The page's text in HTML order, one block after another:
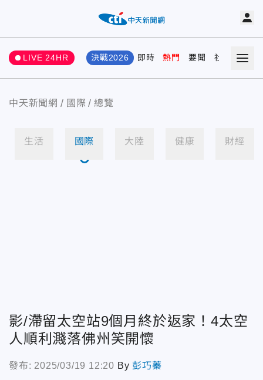
LIVE 24HR 決戰2026 即時 熱門 要聞 社會 娛樂
中天新聞網 國際 總覽
生活 國際 大陸 健康 財經
影/滯留太空站9個月終於返家！4太空
人順利濺落佛州笑開懷
發布: 2025/03/19 12:20 By彭巧蓁